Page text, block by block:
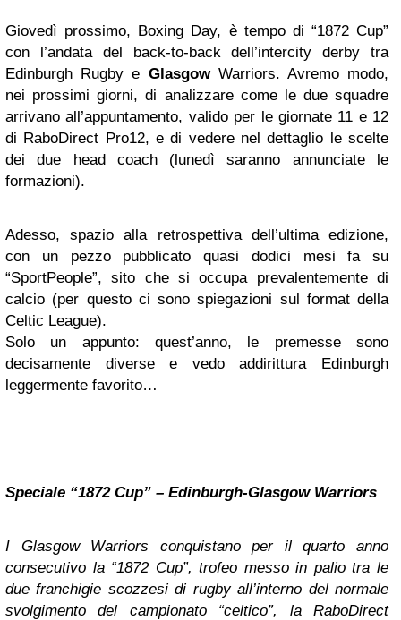
Giovedì prossimo, Boxing Day, è tempo di “1872 Cup”
con l’andata del back-to-back dell’intercity derby tra
Edinburgh Rugby e GlasgowWarriors. Avremo modo,
nei prossimi giorni, di analizzare come le due squadre
arrivano all’appuntamento, valido per le giornate 11 e 12
di RaboDirect Pro12, e di vedere nel dettaglio le scelte
dei due head coach (lunedì saranno annunciate le
formazioni).
Adesso, spazio alla retrospettiva dell’ultima edizione,
con un pezzo pubblicato quasi dodici mesi fa su
“SportPeople”, sito che si occupa prevalentemente di
calcio (per questo ci sono spiegazioni sul format della
Celtic League).
Solo un appunto: quest’anno, le premesse sono
decisamente diverse e vedo addirittura Edinburgh
leggermente favorito…
Speciale “1872 Cup” – Edinburgh-Glasgow Warriors
I Glasgow Warriors conquistano per il quarto anno
consecutivo la “1872 Cup”, trofeo messo in palio tra le
due franchigie scozzesi di rugby all’interno del normale
svolgimento del campionato “celtico”, la RaboDirect